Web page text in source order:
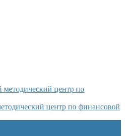
центр по финансовой